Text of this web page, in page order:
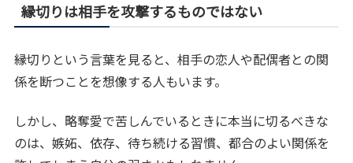
縁切りは相手を攻撃するものではない
縁切りという言葉を見ると、相手の恋人や配偶者との関
係を断つことを想像する人もいます。
しかし、略奪愛で苦しんでいるときに本当に切るべきな
のは、嫉妬、依存、待ち続ける習慣、都合のよい関係を